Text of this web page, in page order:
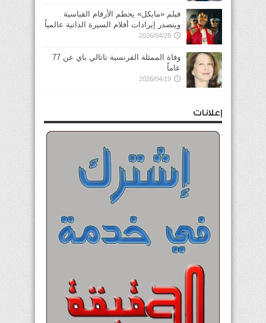
فيلم «مايكل» يحطم الأرقام القياسية
ويتصدر إيرادات أفلام السيرة الذاتية عالمياً
2026/04/28
وفاة الممثلة الفرنسية ناتالي باي عن 77
عاماً
2026/04/19
إعلانات